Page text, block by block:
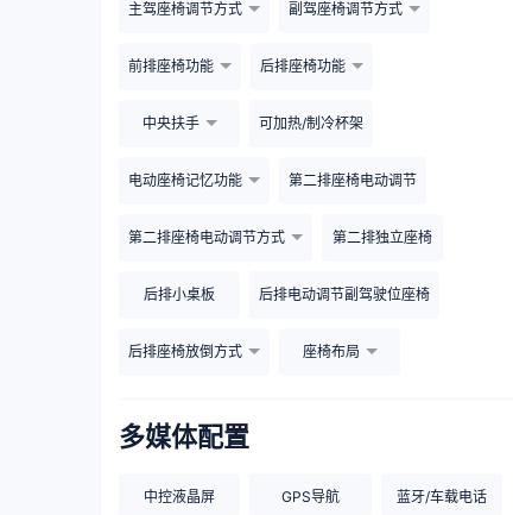
主驾座椅调节方式 副驾座椅调节方式
前排座椅功能 后排座椅功能
中央扶手 可加热/制冷杯架
电动座椅记忆功能 第二排座椅电动调节
第二排座椅电动调节方式 第二排独立座椅
后排小桌板 后排电动调节副驾驶位座椅
后排座椅放倒方式 座椅布局
多媒体配置
中控液晶屏 GPS导航 蓝牙/车载电话